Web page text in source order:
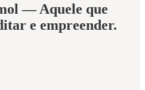
— Aquele que
e empreender.